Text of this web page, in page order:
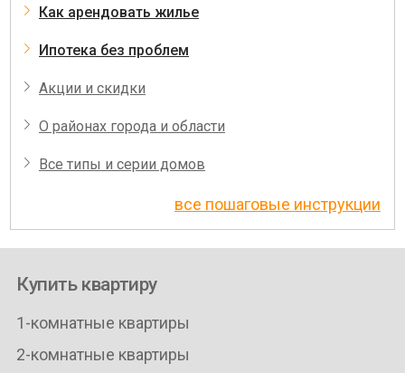
Как арендовать жилье
Ипотека без проблем
Акции и скидки
О районах города и области
Все типы и серии домов
все пошаговые инструкции
Купить квартиру
1-комнатные квартиры
2-комнатные квартиры